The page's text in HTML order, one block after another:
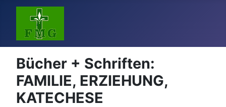
Bücher + Schriften:
FAMILIE, ERZIEHUNG,
KATECHESE